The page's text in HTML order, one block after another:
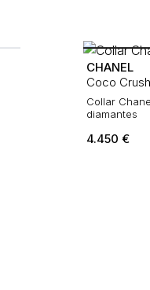
CHANEL
Coco Crush
Collar
diamantes
4.450 €